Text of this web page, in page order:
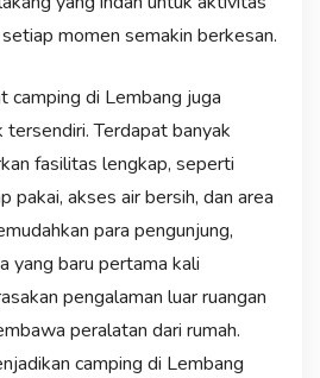
momen semakin berkesan.
camping di Lembang juga
Terdapat banyak
fasilitas lengkap, seperti
pakai, akses air bersih, dan area
para pengunjung,
yang baru pertama kali
pengalaman luar ruangan
peralatan dari rumah.
camping di Lembang